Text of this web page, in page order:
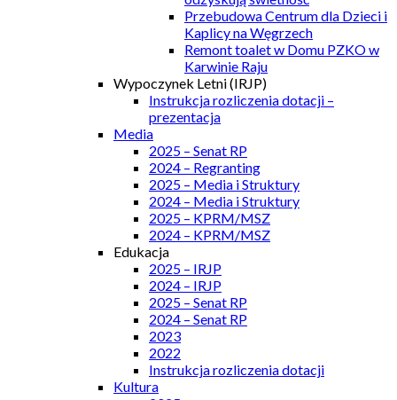
Przebudowa Centrum dla Dzieci i
Kaplicy na Węgrzech
Remont toalet w Domu PZKO w
Karwinie Raju
Wypoczynek Letni (IRJP)
Instrukcja rozliczenia dotacji –
prezentacja
Media
2025 – Senat RP
2024 – Regranting
2025 – Media i Struktury
2024 – Media i Struktury
2025 – KPRM/MSZ
2024 – KPRM/MSZ
Edukacja
2025 – IRJP
2024 – IRJP
2025 – Senat RP
2024 – Senat RP
2023
2022
Instrukcja rozliczenia dotacji
Kultura